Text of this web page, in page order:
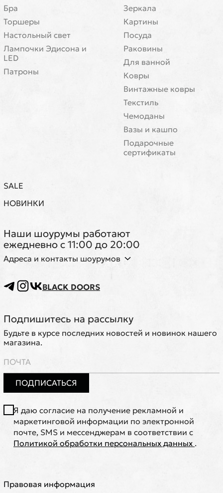
Бра
Торшеры
Настольный свет
Лампочки Эдисона и
LED
Патроны
Зеркала
Картины
Посуда
Раковины
Для ванной
Ковры
Винтажные ковры
Текстиль
Чемоданы
Вазы и кашпо
Подарочные
сертификаты
SALE
НОВИНКИ
Наши шоурумы работают
ежедневно с 11:00 до 20:00
Адреса и контакты шоурумов
BLACK DOORS
Подпишитесь на рассылку
Будьте в курсе последних новостей и новинок нашего
магазина.
ПОДПИСАТЬСЯ
Я даю согласие на получение рекламной и
маркетинговой информации по электронной
почте, SMS и мессенджерам в соответствии с
Политикой обработки персональных данных .
Правовая информация